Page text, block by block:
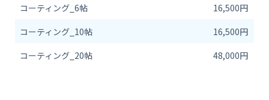
コーティング_6帖
16,500円
コーティング_10帖
16,500円
コーティング_20帖
48,000円